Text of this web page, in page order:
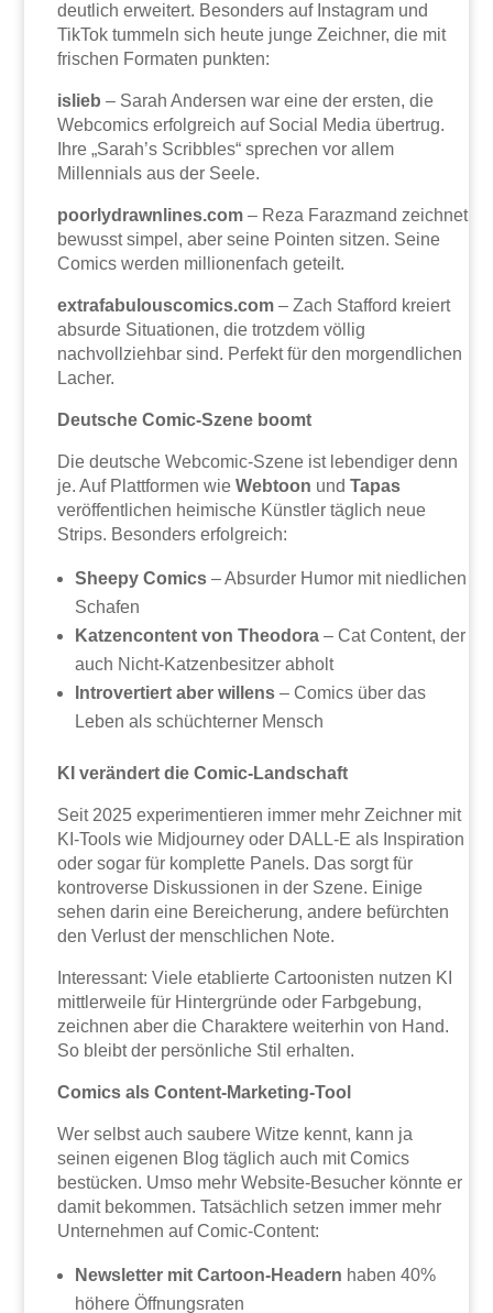
deutlich erweitert. Besonders auf Instagram und
TikTok tummeln sich heute junge Zeichner, die mit
frischen Formaten punkten:
islieb – Sarah Andersen war eine der ersten, die
Webcomics erfolgreich auf Social Media übertrug.
Ihre „Sarah’s Scribbles“ sprechen vor allem
Millennials aus der Seele.
poorlydrawnlines.com – Reza Farazmand zeichnet
bewusst simpel, aber seine Pointen sitzen. Seine
Comics werden millionenfach geteilt.
extrafabulouscomics.com – Zach Stafford kreiert
absurde Situationen, die trotzdem völlig
nachvollziehbar sind. Perfekt für den morgendlichen
Lacher.
Deutsche Comic-Szene boomt
Die deutsche Webcomic-Szene ist lebendiger denn
je. Auf Plattformen wieWebtoon undTapas
veröffentlichen heimische Künstler täglich neue
Strips. Besonders erfolgreich:
Sheepy Comics – Absurder Humor mit niedlichen
Schafen
Katzencontent von Theodora – Cat Content, der
auch Nicht-Katzenbesitzer abholt
Introvertiert aber willens – Comics über das
Leben als schüchterner Mensch
KI verändert die Comic-Landschaft
Seit 2025 experimentieren immer mehr Zeichner mit
KI-Tools wie Midjourney oder DALL-E als Inspiration
oder sogar für komplette Panels. Das sorgt für
kontroverse Diskussionen in der Szene. Einige
sehen darin eine Bereicherung, andere befürchten
den Verlust der menschlichen Note.
Interessant: Viele etablierte Cartoonisten nutzen KI
mittlerweile für Hintergründe oder Farbgebung,
zeichnen aber die Charaktere weiterhin von Hand.
So bleibt der persönliche Stil erhalten.
Comics als Content-Marketing-Tool
Wer selbst auch saubere Witze kennt, kann ja
seinen eigenen Blog täglich auch mit Comics
bestücken. Umso mehr Website-Besucher könnte er
damit bekommen. Tatsächlich setzen immer mehr
Unternehmen auf Comic-Content:
Newsletter mit Cartoon-Headern haben 40%
höhere Öffnungsraten